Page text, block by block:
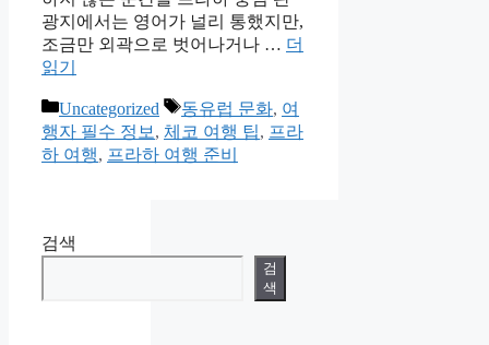
광지에서는 영어가 널리 통했지만,
조금만 외곽으로 벗어나거나 … 더
읽기
카
테
고
Uncategorized
태
그
동유럽 문화, 여
행자 필수 정보 , 체코 여행 팁, 프라
하 여행, 프라하 여행 준비
검색
검
색